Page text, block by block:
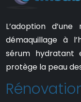
L’adoption
démaquillage à
sérum hydratant
protège la peau